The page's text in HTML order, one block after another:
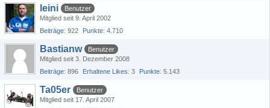
leini
Benutzer
Mitglied seit 9. April 2002
Beiträge 922 Punkte 4.710
Bastianw
Benutzer
Mitglied seit 3. Dezember 2008
Beiträge 896 Erhaltene Likes 3 Punkte 5.143
Ta05er
Benutzer
Mitglied seit 17. April 2007